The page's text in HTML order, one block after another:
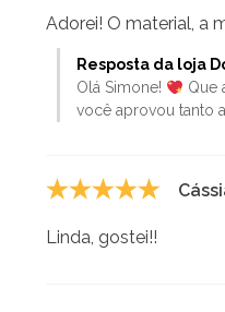
Adorei! O material, a
Resposta da loja
Olá Simone!
Que
você aprovou tanto
Linda, gostei!!